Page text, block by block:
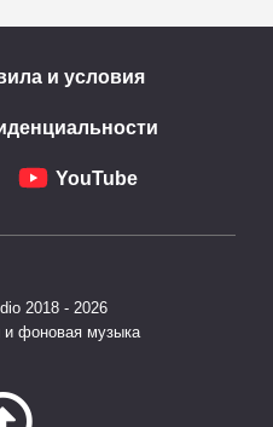
и условия
YouTube
2018 - 2026
и фоновая музыка